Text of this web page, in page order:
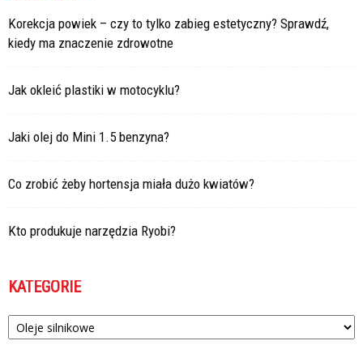
Korekcja powiek – czy to tylko zabieg estetyczny? Sprawdź,
kiedy ma znaczenie zdrowotne
Jak okleić plastiki w motocyklu?
Jaki olej do Mini 1.5 benzyna?
Co zrobić żeby hortensja miała dużo kwiatów?
Kto produkuje narzędzia Ryobi?
KATEGORIE
Kategorie